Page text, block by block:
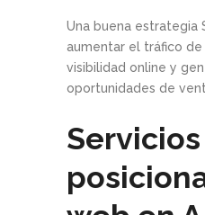
Una buena estrategia
aumentar el tráfico
visibilidad online y
oportunidades de